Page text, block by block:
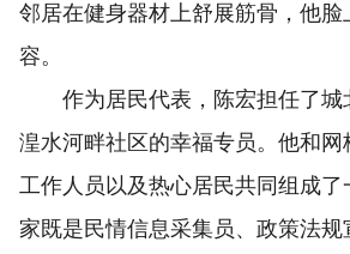
邻居在健身器材上舒展筋骨，他脸
容。
作为居民代表，陈宏担任了城
湟水河畔社区的幸福专员。他和网
工作人员以及热心居民共同组成了
家既是民情信息采集员、政策法